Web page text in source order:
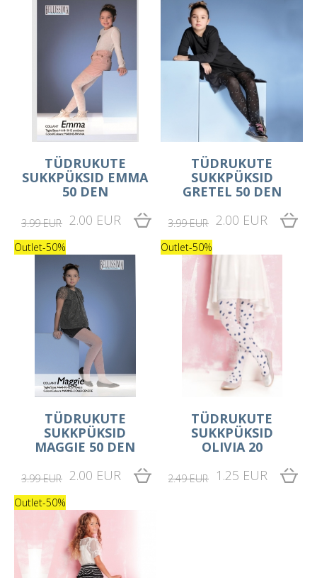
TÜDRUKUTE
SUKKPÜKSID EMMA
50 DEN
3.99 EUR 2.00 EUR
TÜDRUKUTE
SUKKPÜKSID
GRETEL 50 DEN
3.99 EUR 2.00 EUR
Outlet-50%
TÜDRUKUTE
SUKKPÜKSID
MAGGIE 50 DEN
3.99 EUR 2.00 EUR
Outlet-50%
TÜDRUKUTE
SUKKPÜKSID
OLIVIA 20
2.49 EUR 1.25 EUR
Outlet-50%